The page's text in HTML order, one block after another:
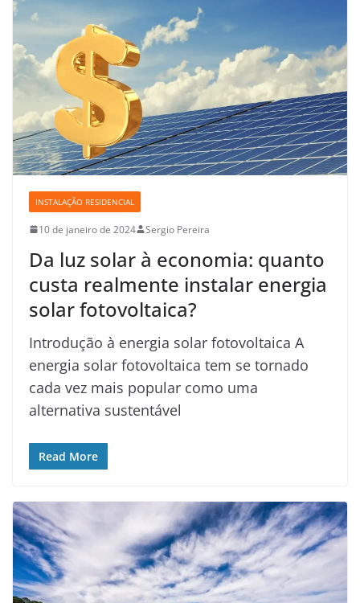
INSTALAÇÃO RESIDENCIAL
10 de janeiro de 2024 Sergio Pereira
Da luz solar à economia: quanto
custa realmente instalar energia
solar fotovoltaica?
Introdução à energia solar fotovoltaica A
energia solar fotovoltaica tem se tornado
cada vez mais popular como uma
alternativa sustentável
Read More